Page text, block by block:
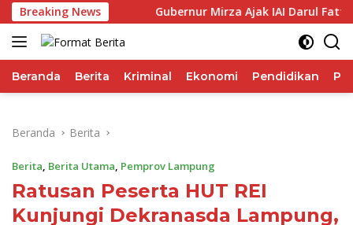
Langsung
ke
konten
Breaking News
IHSG Gubernur Mirza Ajak IAI Darul Fattah
Beranda Berita Kriminal Ekonomi Pendidikan
Beranda Berita
Berita, Berita Utama, Pemprov Lampung
Ratusan Peserta HUT REI
Kunjungi Dekranasda Lampung,